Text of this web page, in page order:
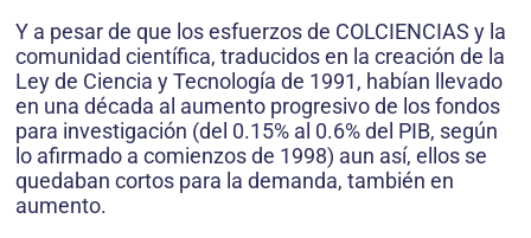
Y a pesar de que los esfuerzos de COLCIENCIAS y la
comunidad científica, traducidos en la creación de la
Ley de Ciencia y Tecnología de 1991, habían llevado
en una década al aumento progresivo de los fondos
para investigación (del 0.15% al 0.6% del PIB, según
lo afirmado a comienzos de 1998) aun así, ellos se
quedaban cortos para la demanda, también en
aumento.